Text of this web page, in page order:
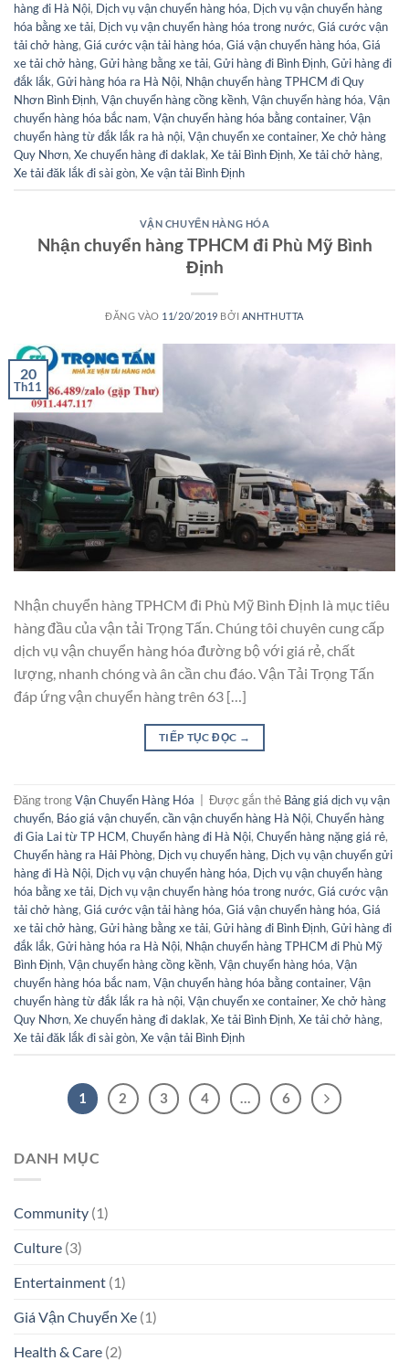
hàng đi Hà Nội, Dịch vụ vận chuyển hàng hóa, Dịch vụ vận chuyển hàng
hóa bằng xe tải, Dịch vụ vận chuyển hàng hóa trong nước, Giá cước vận
tải chở hàng, Giá cước vận tải hàng hóa, Giá vận chuyển hàng hóa, Giá
xe tải chở hàng, Gửi hàng bằng xe tải, Gửi hàng đi Bình Định, Gửi hàng đi
đắk lắk, Gửi hàng hóa ra Hà Nội, Nhận chuyển hàng TPHCM đi Quy
Nhơn Bình Định, Vận chuyển hàng cồng kềnh, Vận chuyển hàng hóa, Vận
chuyển hàng hóa bắc nam, Vận chuyển hàng hóa bằng container, Vận
chuyển hàng từ đắk lắk ra hà nội, Vận chuyển xe container, Xe chở hàng
Quy Nhơn, Xe chuyển hàng đi daklak, Xe tải Bình Định, Xe tải chở hàng,
Xe tải đăk lắk đi sài gòn, Xe vận tải Bình Định
VẬN CHUYỂN HÀNG HÓA
Nhận chuyển hàng TPHCM đi Phù Mỹ Bình
Định
ĐĂNG VÀO 11/20/2019 BỞI ANHTHUTTA
20
Th11
Nhận chuyển hàng TPHCM đi Phù Mỹ Bình Định là mục tiêu
hàng đầu của vận tải Trọng Tấn. Chúng tôi chuyên cung cấp
dịch vụ vận chuyển hàng hóa đường bộ với giá rẻ, chất
lượng, nhanh chóng và ân cần chu đáo. Vận Tải Trọng Tấn
đáp ứng vận chuyển hàng trên 63 […]
TIẾP TỤC ĐỌC →
Đăng trongVận Chuyển Hàng Hóa Được gắn thẻ Bảng giá dịch vụ vận
chuyển, Báo giá vận chuyển, cần vận chuyển hàng Hà Nội, Chuyển hàng
đi Gia Lai từ TP HCM, Chuyển hàng đi Hà Nội, Chuyển hàng nặng giá rẻ,
Chuyển hàng ra Hải Phòng, Dịch vụ chuyển hàng, Dịch vụ vận chuyển gửi
hàng đi Hà Nội, Dịch vụ vận chuyển hàng hóa, Dịch vụ vận chuyển hàng
hóa bằng xe tải, Dịch vụ vận chuyển hàng hóa trong nước, Giá cước vận
tải chở hàng, Giá cước vận tải hàng hóa, Giá vận chuyển hàng hóa, Giá
xe tải chở hàng, Gửi hàng bằng xe tải, Gửi hàng đi Bình Định, Gửi hàng đi
đắk lắk, Gửi hàng hóa ra Hà Nội, Nhận chuyển hàng TPHCM đi Phù Mỹ
Bình Định, Vận chuyển hàng cồng kềnh, Vận chuyển hàng hóa, Vận
chuyển hàng hóa bắc nam, Vận chuyển hàng hóa bằng container, Vận
chuyển hàng từ đắk lắk ra hà nội, Vận chuyển xe container, Xe chở hàng
Quy Nhơn, Xe chuyển hàng đi daklak, Xe tải Bình Định, Xe tải chở hàng,
Xe tải đăk lắk đi sài gòn, Xe vận tải Bình Định
1 2 3 4 … 6
DANH MỤC
Community (1)
Culture (3)
Entertainment (1)
Giá Vận Chuyển Xe (1)
Health & Care (2)